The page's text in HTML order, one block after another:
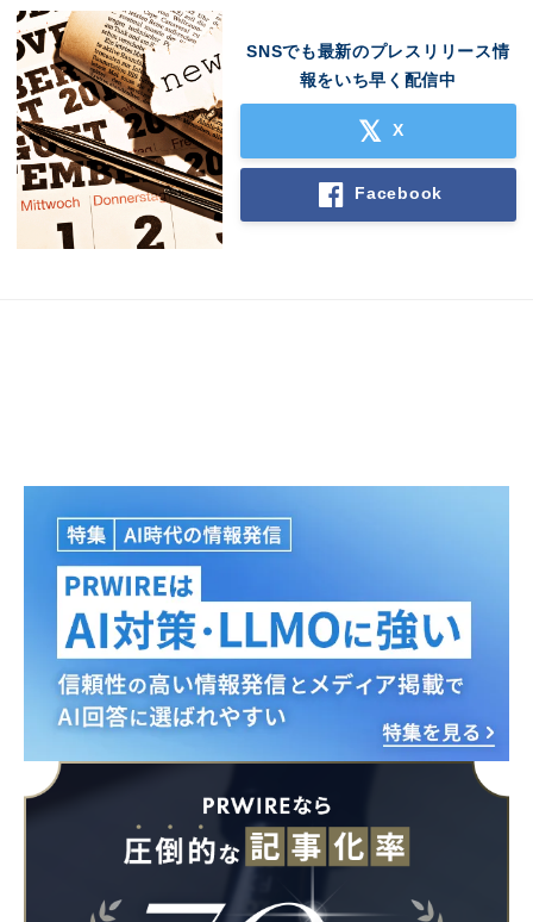
SNSでも最新のプレスリリース情
報をいち早く配信中
X
Facebook